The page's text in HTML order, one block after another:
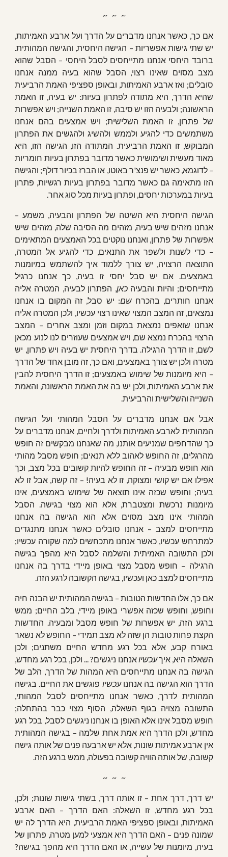
~   ~   ~
אם כך, כאשר אנחנו מדברים על הדרך ועל ארבע האמיתות,
יש שתי גישות אפשריות – הגישה היחסית, והגישה המהותית.
ברובד היחסי אנחנו מתייחסים לסבל היחסי – הסבל שהוא
מצב מסוים שאינו רצוי, הסבל שהוא בעיה ממנה אנחנו
סובלים; ואז ארבע האמיתות, ובאופן ספציפי האמת הרביעית
שהיא הדרך, היא מתודה לפתרון בעיות: יש בעיה, זו האמת
הראשונה; ולבעיה הזו יש סיבה, זו האמת השנייה; ויש אפשרות
של פתרון, זו האמת השלישית; ויש אמצעים בהם אנחנו
משתמשים כדי להגיע ולממש ולהשיג ולהגשים את הפתרון
המבוקש, זו האמת הרביעית. המתודה הזו, הגישה הזו, היא
מאוד מעשית ושימושית כאשר מדובר בפתרון בעיות חומריות
– לדוגמא, כאשר יש פנצ'ר באוטו, או הברז בכיור דולף; והגישה
הזו מתאימה גם כאשר מדובר בפתרון בעיות רגשיות, פתרון
בעיות במערכות יחסים, ופתרון בעיות מכל סוג אחר.
הגישה היחסית היא השיטה של הפתרון והבעיה, משמע –
אנחנו מזהים שיש בעיה, מזהים מה הסיבה שלה, מזהים שיש
אפשרות של פתרון, ואנחנו נוקטים בכל האמצעים המתאימים
– כדי לשנות ולשפר את התנאים, כדי להגיע אל המטרה,
התוצאה הרצויה, יש צורך ללמוד איך להשתמש במיומנות
באמצעים. אם יש סבל יחסי זו בעיה, כך אנחנו כרגיל
מתייחסים; והיות והבעיהכאן, הפתרון לבעיה, המטרה אליה
אנחנו חותרים, בהכרחשם: יש סבל, זה המקום בו אנחנו
נמצאים, זה המצב המצוי שאינו רצוי עכשיו, ולכן המטרה אליה
אנחנו שואפים נמצאת במקום וזמן ומצב אחרים – המצב
הרצוי בהכרח נמצא שם, ויש אמצעים שעוזרים לנו לנוע מכאן
לשם, זו הדרך הרגילה. בדרך היחסית יש בעיה ויש פתרון, יש
מטרה ולכן יש צורך באמצעים, ואם כך, זה מובן אחד של הדרך
– היא מיומנות של שימוש באמצעים; זו הדרך היחסית להבין
את ארבע האמיתות, ולכן יש בה את האמת הראשונה, והאמת
השנייה והשלישית והרביעית.
אבל אם אנחנו מדברים על הסבל המהותי ועל הגישה
המהותית לארבע האמיתות ולדרך ולחיים, אנחנו מדברים על
כך שהדחפים שמניעים אותנו, מה שאנחנו מבקשים זה חופש
מהרגלים, זה החופש לאהוב ללא תנאים; חופש מסבל מהותי
הוא חופש מבעיה – זה החופש להיות קשובים בכל מצב, וכך
אפילו אם יש קושי ומצוקה, זו לא בעיה! – זה קשה, אבל זו לא
בעיה; וחופש שכזה אינו תוצאה של שימוש באמצעים, אינו
מיומנות נרכשת ומצטברת, אלא הוא מצוי בגישה. הסבל
המהותי אינו מצב מסוים אלא הוא הגישה בה אנחנו
מתייחסים למצב – אנחנו סובלים כאשר אנחנו מתנגדים
למתרחש עכשיו, כאשר אנחנו מתכחשים למה שקורה עכשיו;
ולכן התשובה האמיתית והשלמה לסבל היא מהפך בגישה
הרגילה – חופש מסבל מצוי באופן מיידי בדרך בה אנחנו
מתייחסים למצב כאן ועכשיו, בגישה הקשובה לרגע הזה.
אם כך, אלו החדשות הטובות – בגישה המהותית יש הבנה חיה
וחופש, וחופש שכזה אפשרי באופן מיידי, בלב החיים; ממש
ברגע הזה, יש אפשרות של חופש מסבל ומבעיה. החדשות
הקצת פחות טובות הן שזה לא מצב תמידי – החופש לא נשאר
באורח קבע, אלא בכל רגע מחדש החיים משתנים; ולכן
השאלה היא, איךעכשיואנחנו ניגשים? ... ולכן, בכל רגע מחדש,
הגישה בה אנחנו מתייחסים היא המהות של הדרך, הלב של
הדרך הוא הגישה בה אנחנועכשיו פוגשים את החיים. בגישה
המהותית לדרך, כאשר אנחנו מתייחסים לסבל המהותי,
התשובה מצויה בגוף השאלה, הסוף מצוי כבר בהתחלה;
חופש מסבל אינו אלא האופן בו אנחנו ניגשים לסבל, בכל רגע
מחדש, ולכן הדרך היא אמת אחת שלמה – בגישה המהותית
אין ארבע אמיתות שונות, אלא יש ארבעה פנים של אותה גישה
קשובה, של אותה הוויה קשובה בפעולה, ממש ברגע הזה.
~   ~   ~
יש דרך, דרך אחת – זו אותה דרך, בשתי גישות שונות; ולכן,
בכל רגע מחדש, זו השאלה: האם הדרך – האם ארבע
האמיתות, ובאופן ספציפי האמת הרביעית, היא הדרך לה יש
שמונה פנים – האם הדרך היא אמצעי למען מטרה, פתרון של
בעיה, מיומנות של עשייה, או האם הדרך היא מהפך בגישה?